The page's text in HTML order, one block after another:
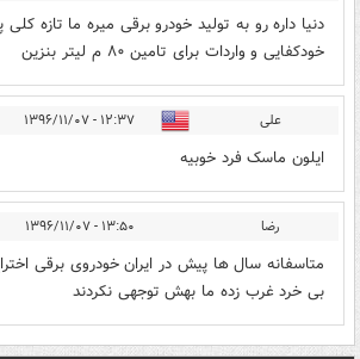
دنیا داره رو به تولید خودرو برقی میره ما تازه
خودکفایی و واردات برای تامین ۸۰ م لیتر بنزین
علی ۱۲:۳۷ - ۱۳۹۶/۱۱/۰۷
ایلون ماسک فرد خوبیه
رضا ۱۳:۵۰ - ۱۳۹۶/۱۱/۰۷
متاسفانه سال ها پیش در ایران خودروی برقی
بی خرد غرب زده ما بهش توجهی نکردند